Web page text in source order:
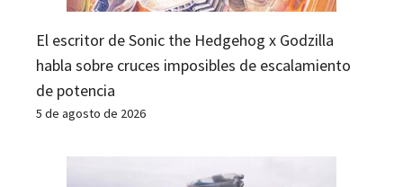
El escritor de Sonic the Hedgehog x Godzilla
habla sobre cruces imposibles de escalamiento
de potencia
5 de agosto de 2026